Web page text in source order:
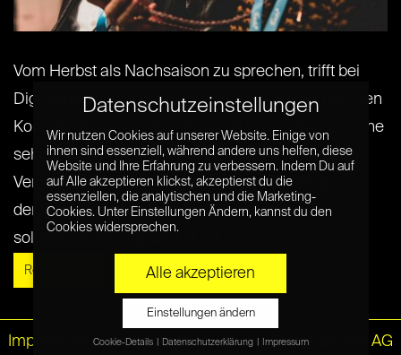
Vom Herbst als Nachsaison zu sprechen, trifft bei
Digitalmedia Events den Nagel nicht wirklich auf den
Kopf. Im Gegenteil: der Herbst ist in der Branche eine
sehr umtriebige Jahreszeit und voll mit Events. Im
Vergleichzu den Veranstaltungen im Frühling und
den Top-Events im Sommer – allen voran die
solutions.hamburg und[...] [...]
Read More »
Impressum |Datenschutz © Netzpiloten AG
Datenschutzeinstellungen
Wir nutzen Cookies auf unserer Website. Einige von
ihnen sind essenziell, während andere uns helfen, diese
Website und Ihre Erfahrung zu verbessern. Indem Du auf
auf Alle akzeptieren klickst, akzeptierst du die
essenziellen, die analytischen und die Marketing-
Cookies. Unter Einstellungen Ändern, kannst du den
Cookies widersprechen.
Alle akzeptieren
Einstellungen ändern
Cookie-Details Datenschutzerklärung Impressum